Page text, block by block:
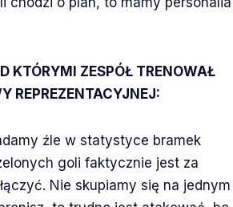
KTÓRYMI ZESPÓŁ TRENOWAŁ
REPREZENTACYJNEJ:
źle w statystyce bramek
goli faktycznie jest za
Nie skupiamy się na jednym